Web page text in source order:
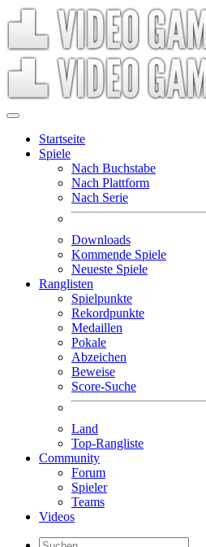
Startseite
Spiele
Nach Buchstabe
Nach Plattform
Nach Serie
Downloads
Kommende Spiele
Neueste Spiele
Ranglisten
Spielpunkte
Rekordpunkte
Medaillen
Pokale
Abzeichen
Beweise
Score-Suche
Land
Top-Rangliste
Community
Forum
Spieler
Teams
Videos